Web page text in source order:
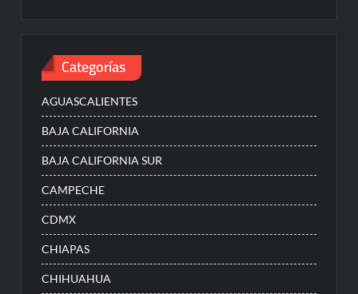
Categorías
AGUASCALIENTES
BAJA CALIFORNIA
BAJA CALIFORNIA SUR
CAMPECHE
CDMX
CHIAPAS
CHIHUAHUA